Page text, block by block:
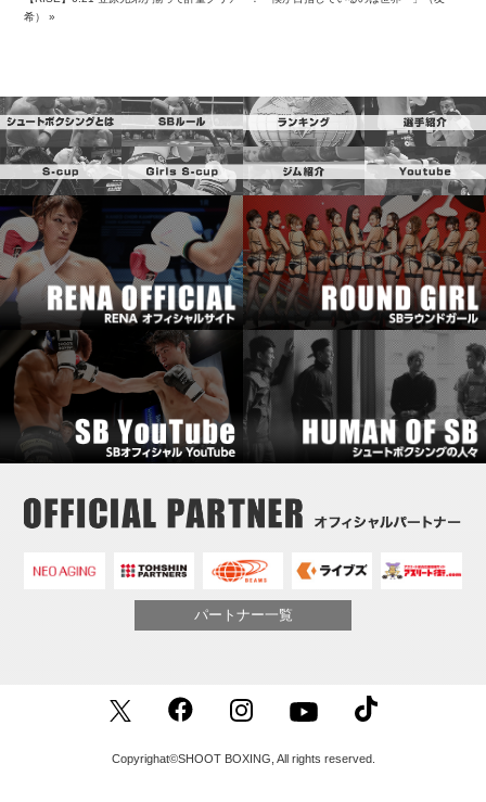
希）
»
パートナー一覧
Copyrighat©SHOOT BOXING, All rights reserved.